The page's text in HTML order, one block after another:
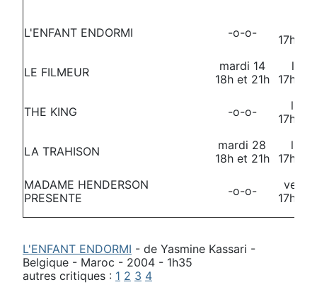
L'ENFANT ENDORMI -o-o-
17h30
LE FILMEUR
mardi 14
18h et 21h
17h30
THE KING -o-o-
17h30
LA TRAHISON
mardi 28
18h et 21h
17h30
MADAME HENDERSON
PRESENTE
-o-o-
17h30
L'ENFANT ENDORMI - de Yasmine Kassari -
Belgique - Maroc - 2004 - 1h35
autres critiques : 1 2 3 4